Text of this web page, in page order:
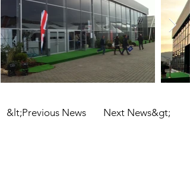
&lt;Previous News Next News&gt;